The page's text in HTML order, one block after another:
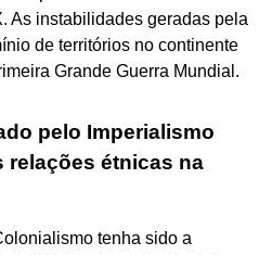
As instabilidades geradas pela
de territórios no continente
Grande Guerra Mundial.
pelo Imperialismo
relações étnicas na
tenha sido a